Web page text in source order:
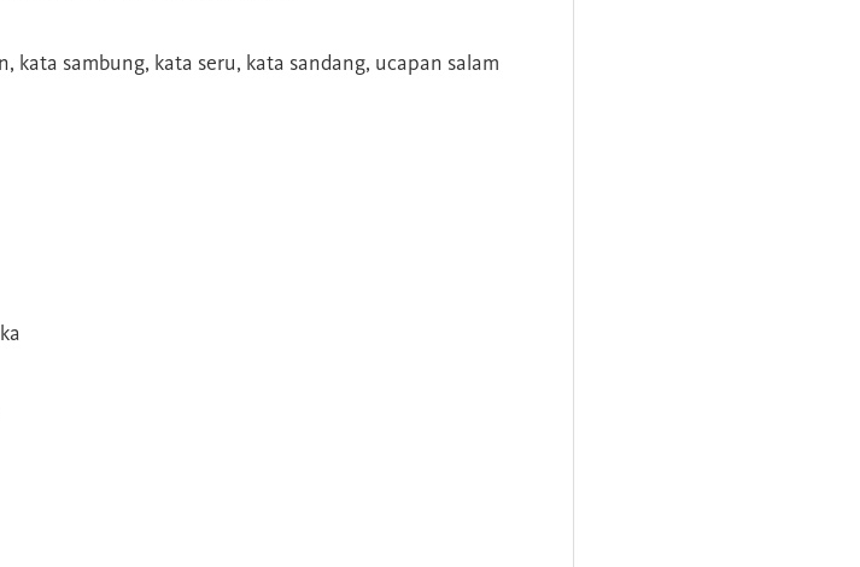
kata sambung, kata seru, kata sandang, ucapan salam